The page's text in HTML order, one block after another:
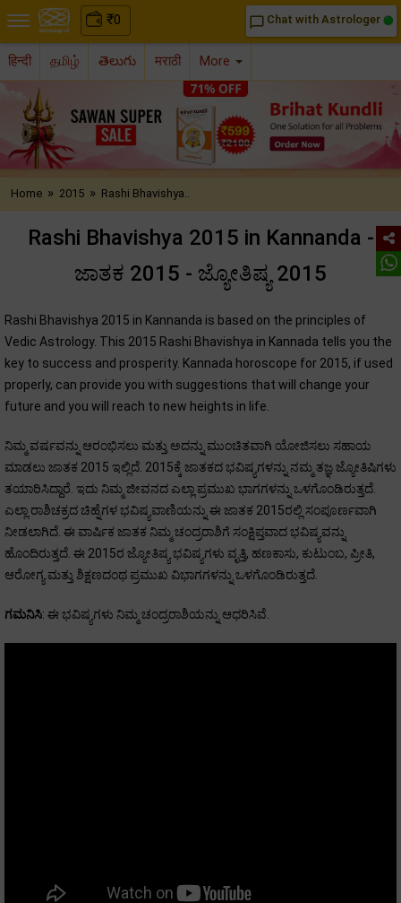
₹0 chat_bubble_outline Chat with Astrologer
हिन्दी தமிழ் తెలుగు मराठी More
Home » 2015 » Rashi Bhavishya..
Rashi Bhavishya 2015 in Kannanda -
ಜಾತಕ 2015 - ಜ್ಯೋತಿಷ್ಯ 2015
Rashi Bhavishya 2015 in Kannanda is based on the principles of
Vedic Astrology. This 2015 Rashi Bhavishya in Kannada tells you the
key to success and prosperity. Kannada horoscope for 2015, if used
properly, can provide you with suggestions that will change your
future and you will reach to new heights in life.
ನಿಮ್ಮ ವರ್ಷವನ್ನು ಆರಂಭಿಸಲು ಮತ್ತು ಅದನ್ನು ಮುಂಚಿತವಾಗಿ ಯೋಜಿಸಲು ಸಹಾಯ
ಮಾಡಲು ಜಾತಕ 2015 ಇಲ್ಲಿದೆ. 2015ಕ್ಕೆ ಜಾತಕದ ಭವಿಷ್ಯಗಳನ್ನು ನಮ್ಮ ತಜ್ಞ ಜ್ಯೋತಿಷಿಗಳು
ತಯಾರಿಸಿದ್ದಾರೆ. ಇದು ನಿಮ್ಮ ಜೀವನದ ಎಲ್ಲಾ ಪ್ರಮುಖ ಭಾಗಗಳನ್ನು ಒಳಗೊಂಡಿರುತ್ತದೆ.
ಎಲ್ಲಾ ರಾಶಿಚಕ್ರದ ಚಿಹ್ನೆಗಳ ಭವಿಷ್ಯವಾಣಿಯನ್ನು ಈ ಜಾತಕ 2015ರಲ್ಲಿ ಸಂಪೂರ್ಣವಾಗಿ
ನೀಡಲಾಗಿದೆ. ಈ ವಾರ್ಷಿಕ ಜಾತಕ ನಿಮ್ಮ ಚಂದ್ರರಾಶಿಗೆ ಸಂಕ್ಷಿಪ್ತವಾದ ಭವಿಷ್ಯವನ್ನು
ಹೊಂದಿರುತ್ತದೆ. ಈ 2015ರ ಜ್ಯೋತಿಷ್ಯ ಭವಿಷ್ಯಗಳು ವೃತ್ತಿ, ಹಣಕಾಸು, ಕುಟುಂಬ, ಪ್ರೀತಿ,
ಆರೋಗ್ಯ ಮತ್ತು ಶಿಕ್ಷಣದಂಥ ಪ್ರಮುಖ ವಿಭಾಗಗಳನ್ನು ಒಳಗೊಂಡಿರುತ್ತದೆ.
ಗಮನಿಸಿ: ಈ ಭವಿಷ್ಯಗಳು ನಿಮ್ಮ ಚಂದ್ರರಾಶಿಯನ್ನು ಆಧರಿಸಿವೆ.